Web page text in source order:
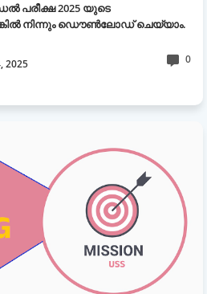
പരീക്ഷ 2025 യുടെ
നിന്നും ഡൌൺലോഡ് ചെയ്യാം.
2025 0